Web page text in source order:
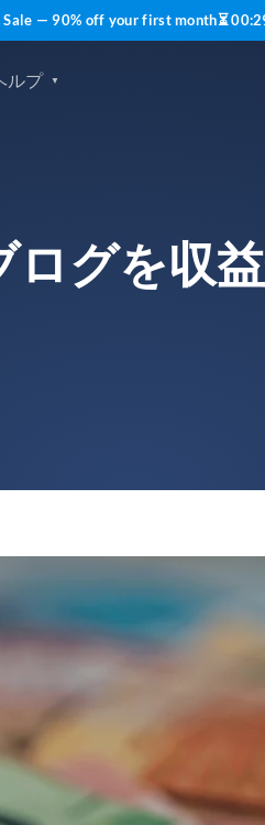
Sale — 90% off your first month⏳00:
ルプ
グを収